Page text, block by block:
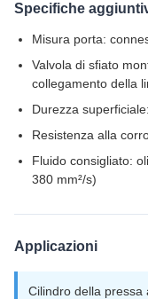
Specifiche
Misura porta:
Valvola di sfiato
collegamento della
Durezza
Resistenza alla
Fluido consigliato:
380 mm²/s)
Applicazioni
Cilindro della pressa